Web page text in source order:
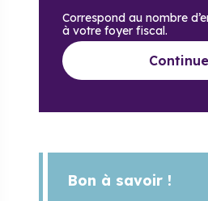
Correspond au nombre
à votre foyer fiscal.
Bon à savoir !